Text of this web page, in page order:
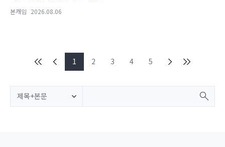
본캐임 2026.08.06
1 2 3 4 5
제목+본문